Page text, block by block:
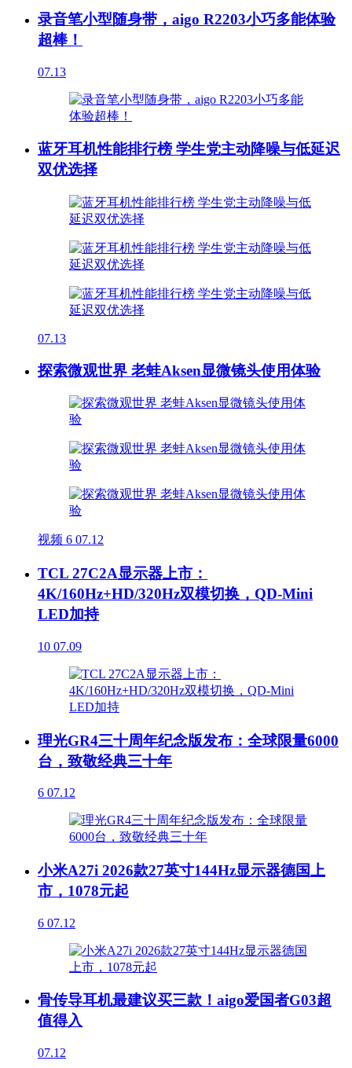
录音笔小型随身带，aigo R2203小巧多能体验
超棒！
07.13
蓝牙耳机性能排行榜 学生党主动降噪与低延迟
双优选择
07.13
探索微观世界 老蛙Aksen显微镜头使用体验
视频 6 07.12
TCL 27C2A显示器上市：
4K/160Hz+HD/320Hz双模切换，QD-Mini
LED加持
10 07.09
理光GR4三十周年纪念版发布：全球限量6000
台，致敬经典三十年
6 07.12
小米A27i 2026款27英寸144Hz显示器德国上
市，1078元起
6 07.12
骨传导耳机最建议买三款！aigo爱国者G03超
值得入
07.12